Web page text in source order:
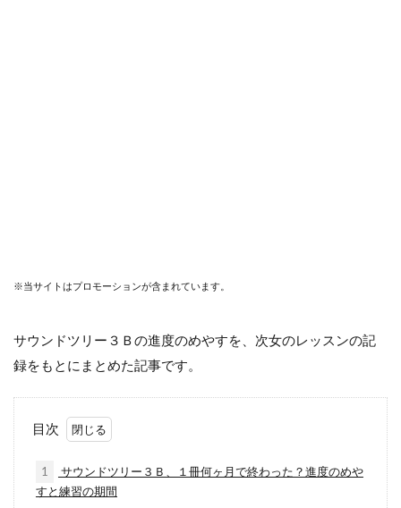
※当サイトはプロモーションが含まれています。
サウンドツリー３Ｂの進度のめやすを、次女のレッスンの記
録をもとにまとめた記事です。
目次
1
サウンドツリー３Ｂ、１冊何ヶ月で終わった？進度のめや
すと練習の期間